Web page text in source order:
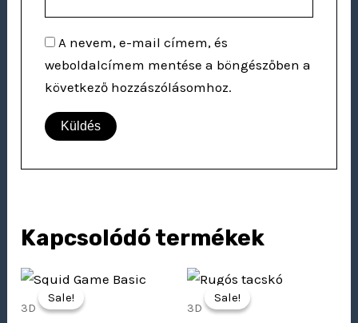
A nevem, e-mail címem, és
weboldalcímem mentése a böngészőben a
következő hozzászólásomhoz.
Kapcsolódó termékek
Sale!
Sale!
3D
Original
was:
Current
Sale!
Sale!
3D
Original
was: